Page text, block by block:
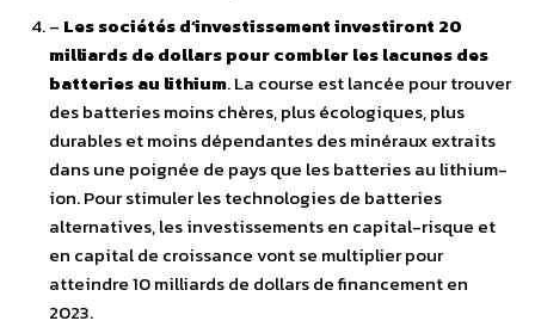
– Les sociétés d’investissement investiront 20
milliards de dollars pour combler les lacunes des
batteries au lithium. La course est lancée pour trouver
des batteries moins chères, plus écologiques, plus
durables et moins dépendantes des minéraux extraits
dans une poignée de pays que les batteries au lithium-
ion. Pour stimuler les technologies de batteries
alternatives, les investissements en capital-risque et
en capital de croissance vont se multiplier pour
atteindre 10 milliards de dollars de financement en
2023.